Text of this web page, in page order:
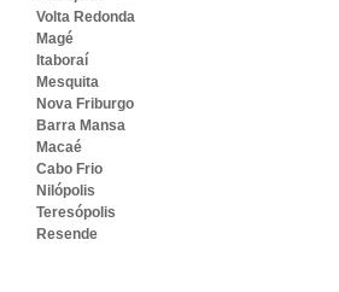
Volta Redonda
Magé
Itaboraí
Mesquita
Nova Friburgo
Barra Mansa
Macaé
Cabo Frio
Nilópolis
Teresópolis
Resende